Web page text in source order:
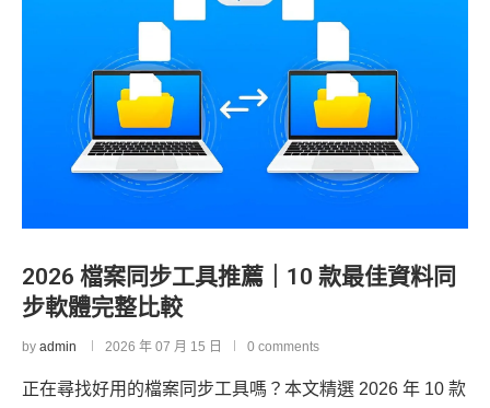
2026 檔案同步工具推薦｜10 款最佳資料同
步軟體完整比較
by admin 2026 年 07 月 15 日 0 comments
正在尋找好用的檔案同步工具嗎？本文精選 2026 年 10 款